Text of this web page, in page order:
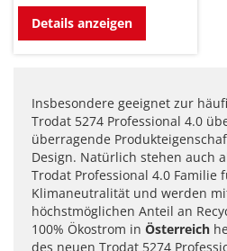
Details anzeigen
Insbesondere geeignet zur
Trodat 5274 Professional 4.0
überragende
Design. Natürlich stehen auch
Trodat Professional 4.0 Familie
Klimaneutralität und werden
höchstmöglichen Anteil an
100% Ökostrom in Österreich
des neuen Trodat 5274